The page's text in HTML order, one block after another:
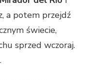
a potem przejdź
świecie,
sprzed wczoraj.